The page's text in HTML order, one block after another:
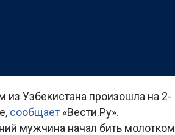
Узбекистана произошла на 2-
сообщает «Вести.Ру».
мужчина начал бить молотком